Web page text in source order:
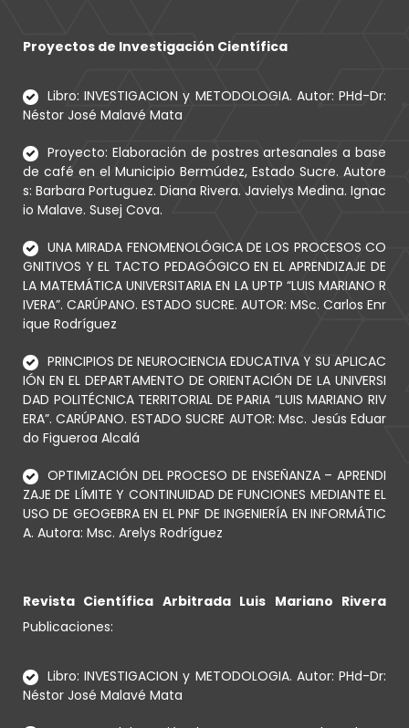
Proyectos de Investigación Científica
Libro: INVESTIGACION y METODOLOGIA. Autor: PHd-Dr:
Néstor José Malavé Mata
Proyecto: Elaboración de postres artesanales a base
de café en el Municipio Bermúdez, Estado Sucre. Autore
s: Barbara Portuguez. Diana Rivera. Javielys Medina. Ignac
io Malave. Susej Cova.
UNA MIRADA FENOMENOLÓGICA DE LOS PROCESOS CO
GNITIVOS Y EL TACTO PEDAGÓGICO EN EL APRENDIZAJE DE
LA MATEMÁTICA UNIVERSITARIA EN LA UPTP “LUIS MARIANO R
IVERA”. CARÚPANO. ESTADO SUCRE. AUTOR: MSc. Carlos Enr
ique Rodríguez
PRINCIPIOS DE NEUROCIENCIA EDUCATIVA Y SU APLICAC
IÓN EN EL DEPARTAMENTO DE ORIENTACIÓN DE LA UNIVERSI
DAD POLITÉCNICA TERRITORIAL DE PARIA “LUIS MARIANO RIV
ERA”. CARÚPANO. ESTADO SUCRE AUTOR: Msc. Jesús Eduar
do Figueroa Alcalá
OPTIMIZACIÓN DEL PROCESO DE ENSEÑANZA – APRENDI
ZAJE DE LÍMITE Y CONTINUIDAD DE FUNCIONES MEDIANTE EL
USO DE GEOGEBRA EN EL PNF DE INGENIERÍA EN INFORMÁTIC
A. Autora: Msc. Arelys Rodríguez
Revista Científica Arbitrada Luis Mariano Rivera
Publicaciones:
Libro: INVESTIGACION y METODOLOGIA. Autor: PHd-Dr:
Néstor José Malavé Mata